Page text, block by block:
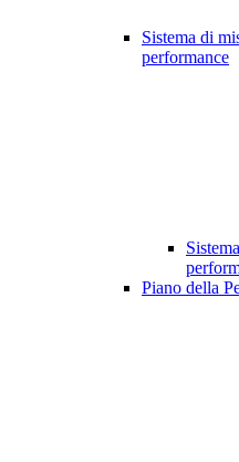
Sistema di
performance
Piano della